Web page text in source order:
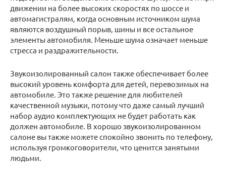
движении на более высоких скоростях по шоссе и
автомагистралям, когда основным источником шума
являются воздушный порыв, шины и все остальное
элементы автомобиля. Меньше шума означает меньше
стресса и раздражительности.
Звукоизолированный салон также обеспечивает более
высокий уровень комфорта для детей, перевозимых на
автомобиле. Это также решение для любителей
качественной музыки, потому что даже самый лучший
набор аудио комплектующих не будет работать как
должен автомобиле. В хорошо звукоизолированном
салоне вы также можете спокойно звонить по телефону,
используя громкоговорители, что ценится занятыми
людьми.